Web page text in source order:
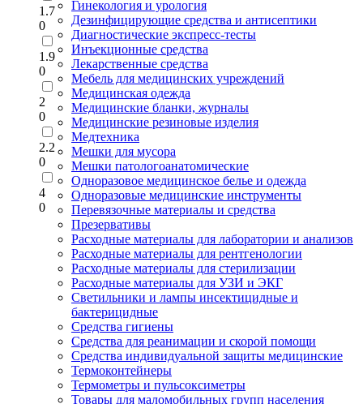
1.7
0
1.9
0
2
0
2.2
0
4
0
Гинекология и урология
Дезинфицирующие средства и антисептики
Диагностические экспресс-тесты
Инъекционные средства
Лекарственные средства
Мебель для медицинских учреждений
Медицинская одежда
Медицинские бланки, журналы
Медицинские резиновые изделия
Медтехника
Мешки для мусора
Мешки патологоанатомические
Одноразовое медицинское белье и одежда
Одноразовые медицинские инструменты
Перевязочные материалы и средства
Презервативы
Расходные материалы для лаборатории и анализов
Расходные материалы для рентгенологии
Расходные материалы для стерилизации
Расходные материалы для УЗИ и ЭКГ
Светильники и лампы инсектицидные и
бактерицидные
Средства гигиены
Средства для реанимации и скорой помощи
Средства индивидуальной защиты медицинские
Термоконтейнеры
Термометры и пульсоксиметры
Товары для маломобильных групп населения